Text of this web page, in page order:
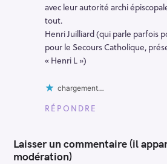
avec leur autorité archi
tout.
Henri Juilliard (qui parle parfois
pour le Secours Catholique,
« Henri L »)
chargement…
RÉPONDRE
Laisser un commentaire (il
modération)